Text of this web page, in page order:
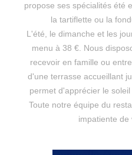
propose ses spécialités été
la tartiflette ou la
L'été, le dimanche et les
menu à 38 €. Nous
recevoir en famille ou
d'une terrasse accueillant
permet d'apprécier le
Toute notre équipe du
impatiente de